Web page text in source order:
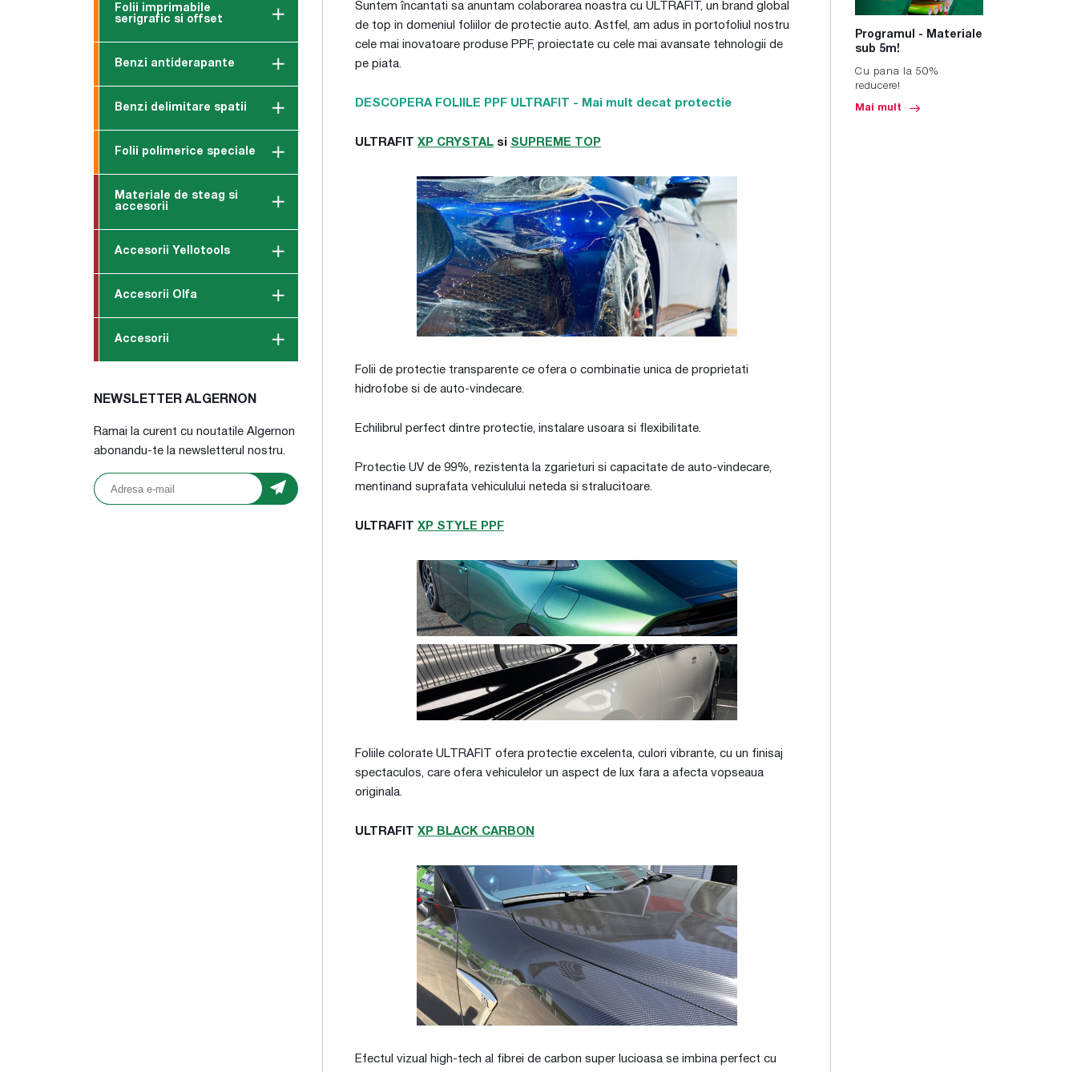
Folii imprimabile
serigrafic si offset
Benzi antiderapante
Benzi delimitare spatii
Folii polimerice speciale
Materiale de steag si
accesorii
Accesorii Yellotools
Accesorii Olfa
Accesorii
NEWSLETTER ALGERNON
Ramai la curent cu noutatile Algernon
abonandu-te la newsletterul nostru.
Suntem încantati sa anuntam colaborarea noastra cu ULTRAFIT, un brand global
de top in domeniul foliilor de protectie auto. Astfel, am adus in portofoliul nostru
cele mai inovatoare produse PPF, proiectate cu cele mai avansate tehnologii de
pe piata.
DESCOPERA FOLIILE PPF ULTRAFIT - Mai mult decat protectie
ULTRAFIT XP CRYSTAL si SUPREME TOP
Folii de protectie transparente ce ofera o combinatie unica de proprietati
hidrofobe si de auto-vindecare.
Echilibrul perfect dintre protectie, instalare usoara si flexibilitate.
Protectie UV de 99%, rezistenta la zgarieturi si capacitate de auto-vindecare,
mentinand suprafata vehiculului neteda si stralucitoare.
ULTRAFIT XP STYLE PPF
Foliile colorate ULTRAFIT ofera protectie excelenta, culori vibrante, cu un finisaj
spectaculos, care ofera vehiculelor un aspect de lux fara a afecta vopseaua
originala.
ULTRAFIT XP BLACK CARBON
Efectul vizual high-tech al fibrei de carbon super lucioasa se imbina perfect cu
Programul - Materiale
sub 5m!
Cu pana la 50%
reducere!
Mai mult